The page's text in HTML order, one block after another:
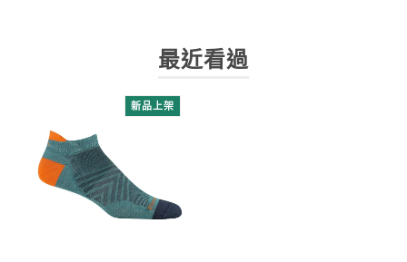
最近看過
新品上架